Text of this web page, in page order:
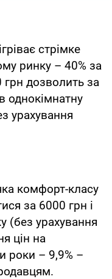
стрімке
ринку – 40% за
дозволить за
однокімнатну
урахування
комфорт-класу
за 6000 грн і
(без урахування
цін на
роки – 9,9% –